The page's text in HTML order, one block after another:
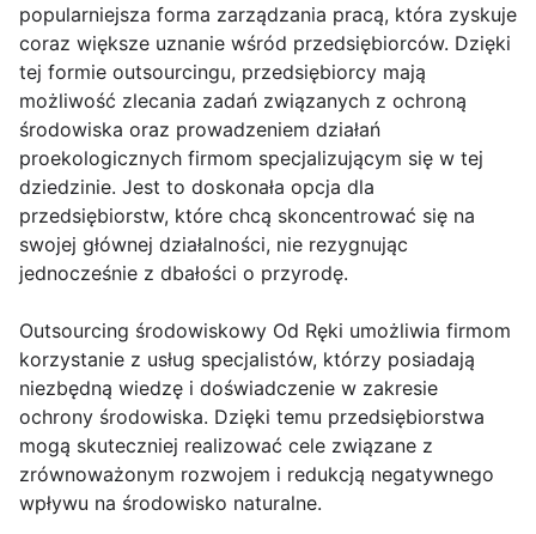
popularniejsza forma zarządzania pracą, która zyskuje
coraz większe uznanie wśród przedsiębiorców. Dzięki
tej formie outsourcingu, przedsiębiorcy mają
możliwość zlecania zadań związanych z ochroną
środowiska oraz prowadzeniem działań
proekologicznych firmom specjalizującym się w tej
dziedzinie. Jest to doskonała opcja dla
przedsiębiorstw, które chcą skoncentrować się na
swojej głównej działalności, nie rezygnując
jednocześnie z dbałości o przyrodę.
Outsourcing środowiskowy Od Ręki umożliwia firmom
korzystanie z usług specjalistów, którzy posiadają
niezbędną wiedzę i doświadczenie w zakresie
ochrony środowiska. Dzięki temu przedsiębiorstwa
mogą skuteczniej realizować cele związane z
zrównoważonym rozwojem i redukcją negatywnego
wpływu na środowisko naturalne.